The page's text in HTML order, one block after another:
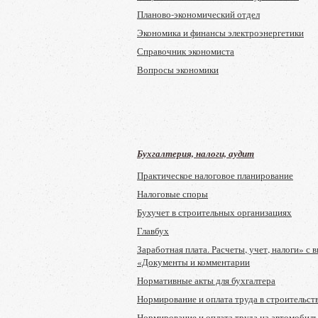
Планово-экономический отдел
Экономика и финансы электроэнергетики
Справочник экономиста
Вопросы экономики
Бухгалтерия, налоги, аудит
Практическое налоговое планирование
Налоговые споры
Бухучет в строительных организациях
Главбух
Заработная плата. Расчеты, учет, налоги» с
«Документы и комментарии
Нормативные акты для бухгалтера
Нормирование и оплата труда в